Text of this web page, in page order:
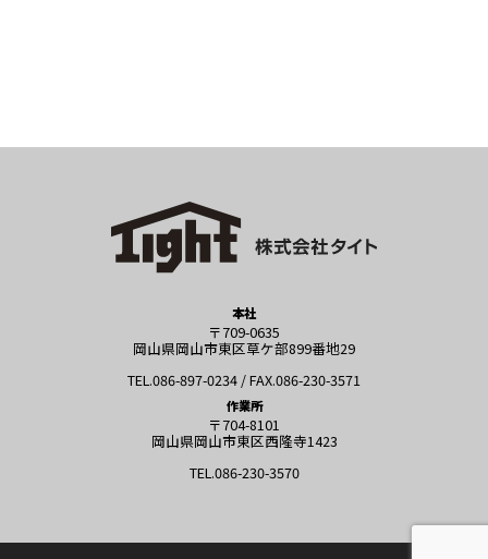
本社
〒709-0635
岡山県岡山市東区草ケ部899番地29
TEL.086-897-0234 / FAX.086-230-3571
作業所
〒704-8101
岡山県岡山市東区西隆寺1423
TEL.086-230-3570